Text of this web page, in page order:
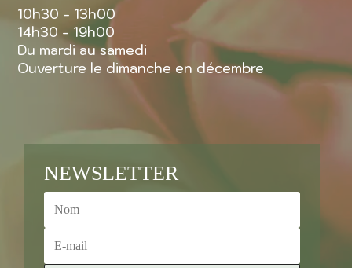
10h30 - 13h00
14h30 - 19h00
Du mardi au samedi
Ouverture le dimanche en décembre
NEWSLETTER